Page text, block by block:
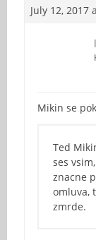
July 12, 2017
Mikin se
Ted
ses
znacne
omluva,
zmrde.